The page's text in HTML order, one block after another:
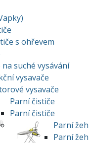
s ohřevem
na suché vysávání
vysavače
vysavače
Parní čističe
Parní čističe
Parní
Parní